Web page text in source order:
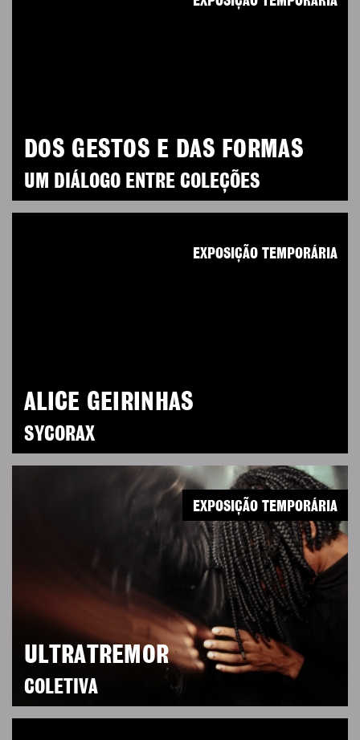
DOS GESTOS E DAS FORMAS
UM DIÁLOGO ENTRE COLEÇÕES
ALICE GEIRINHAS
SYCORAX
EXPOSIÇÃO TEMPORÁRIA
ULTRATREMOR
COLETIVA
EXPOSIÇÃO TEMPORÁRIA